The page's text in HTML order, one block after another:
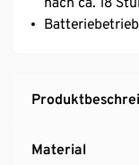
Material